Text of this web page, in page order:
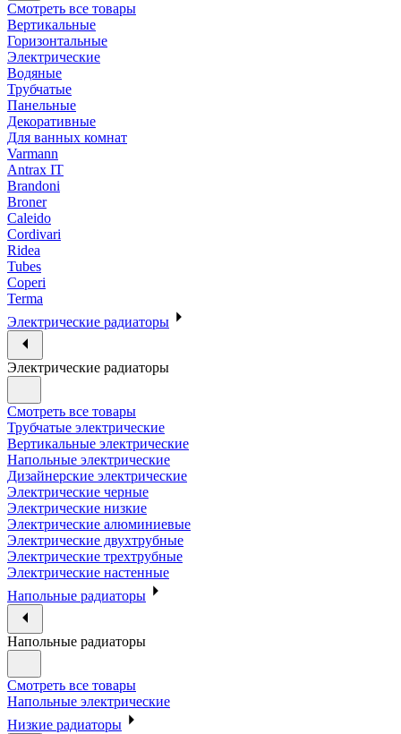
Смотреть все товары
Вертикальные
Горизонтальные
Электрические
Водяные
Трубчатые
Панельные
Декоративные
Для ванных комнат
Varmann
Antrax IT
Brandoni
Broner
Caleido
Cordivari
Ridea
Tubes
Coperi
Terma
Электрические радиаторы
Электрические радиаторы
Смотреть все товары
Трубчатые электрические
Вертикальные электрические
Напольные электрические
Дизайнерские электрические
Электрические черные
Электрические низкие
Электрические алюминиевые
Электрические двухтрубные
Электрические трехтрубные
Электрические настенные
Напольные радиаторы
Напольные радиаторы
Смотреть все товары
Напольные электрические
Низкие радиаторы